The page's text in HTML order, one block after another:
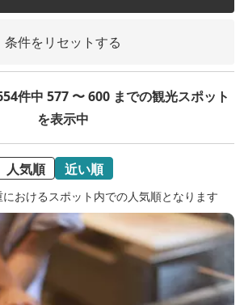
条件をリセットする
件中 577 〜 600 までの観光スポット
を表示中
人気順 近い順
おけるスポット内での人気順となります